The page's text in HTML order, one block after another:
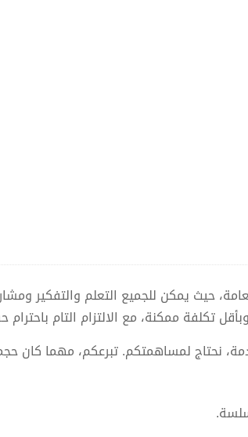
حيث يمكن للجميع التعلم والتفكير
ممكنة، مع الالتزام التام باحترام
نحتاج لمساهمتكم. تبرعكم، مهما كان